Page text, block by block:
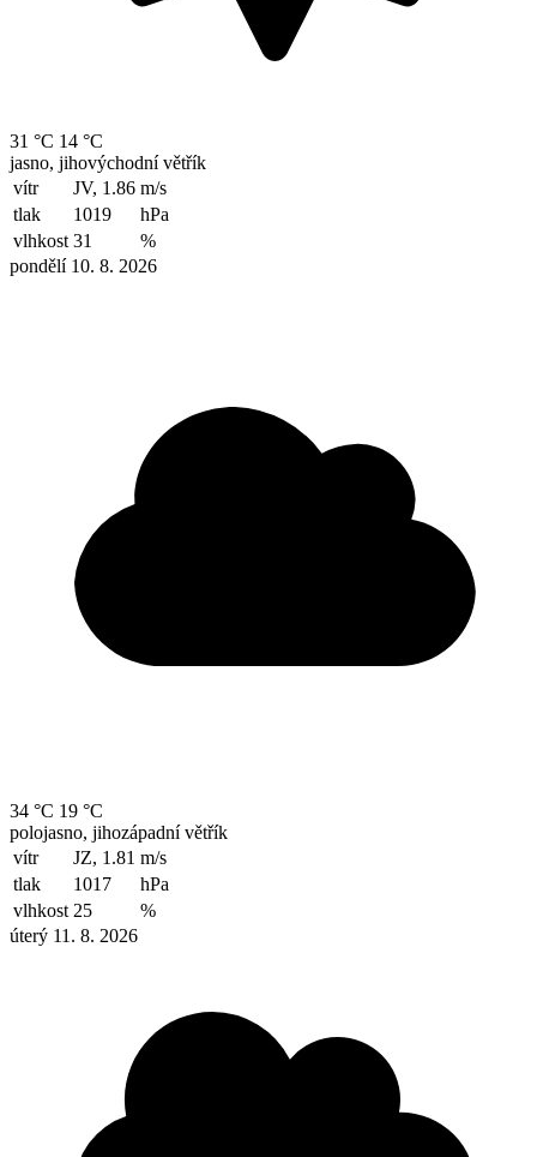
31 °C 14 °C
jasno, jihovýchodní větřík
vítr
JV, 1.86 m/s
tlak
1019
hPa
vlhkost 31
%
pondělí 10. 8. 2026
34 °C 19 °C
polojasno, jihozápadní větřík
vítr
JZ, 1.81 m/s
tlak
1017
hPa
vlhkost 25
%
úterý 11. 8. 2026